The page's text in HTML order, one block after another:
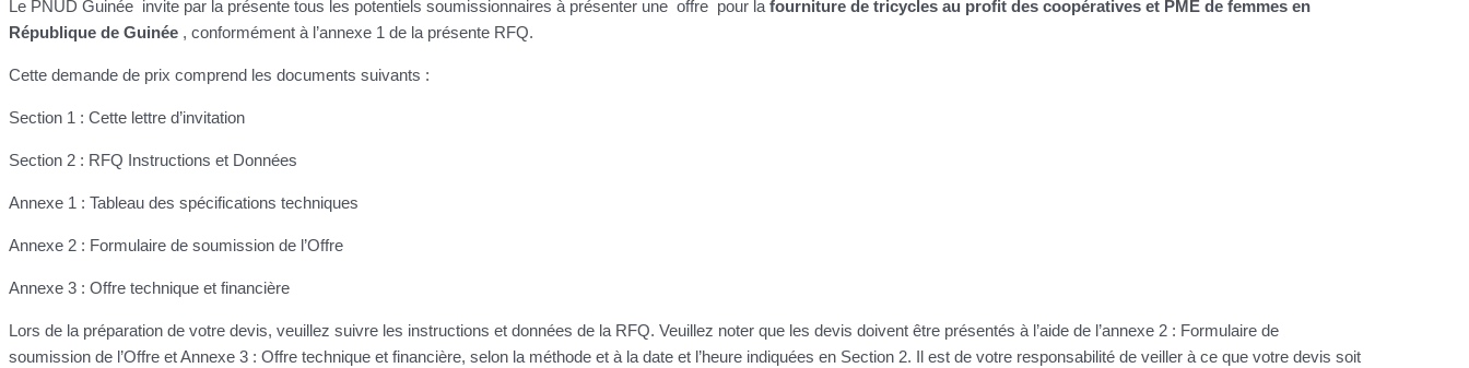
Le PNUD Guinée invite par la présente tous les potentiels soumissionnaires à présenter une offre pour lafourniture de tricycles au profit des coopératives et PME de femmes en
République de Guinée , conformément à l’annexe 1 de la présente RFQ.
Cette demande de prix comprend les documents suivants :
Section 1 : Cette lettre d’invitation
Section 2 : RFQ Instructions et Données
Annexe 1 : Tableau des spécifications techniques
Annexe 2 : Formulaire de soumission de l’Offre
Annexe 3 : Offre technique et financière
Lors de la préparation de votre devis, veuillez suivre les instructions et données de la RFQ. Veuillez noter que les devis doivent être présentés à l’aide de l’annexe 2 : Formulaire de
soumission de l’Offre et Annexe 3 : Offre technique et financière, selon la méthode et à la date et l’heure indiquées en Section 2. Il est de votre responsabilité de veiller à ce que votre devis soit